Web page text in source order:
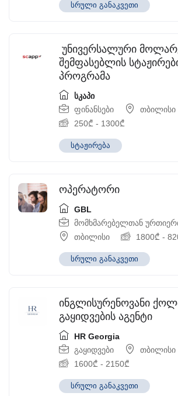
სრული განაკვეთი
უნივერსალური
შემფასებლის
პროგრამა
სკაპი
ფინანსები
თბილისი
250₾ - 1300₾
სტაჟირება
ოპერატორი
GBL
მომხმარებელთან
თბილისი
1800₾ -
სრული განაკვეთი
ინგლისურენოვანი
გაყიდვების აგენტი
HR Georgia
გაყიდვები
თბილისი
1600₾ - 2150₾
სრული განაკვეთი